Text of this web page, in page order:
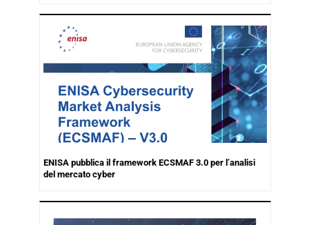
ENISA pubblica il framework ECSMAF 3.0 per l’analisi
del mercato cyber